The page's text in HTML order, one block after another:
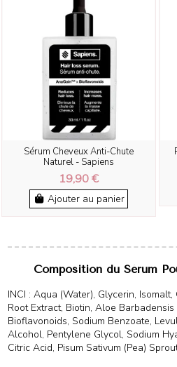
Sérum Cheveux Anti-Chute
Naturel - Sapiens
19,90 €
Ajouter au panier
Composition du Sérum
INCI : Aqua (Water), Glycerin,
Root Extract, Biotin, Aloe
Bioflavonoids, Sodium Benzoate,
Alcohol, Pentylene Glycol, Sodium
Citric Acid, Pisum Sativum (Pea)